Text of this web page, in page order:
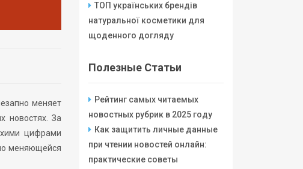
меняет
новостях. За
цифрами
меняющейся
ТОП українських брендів
натуральної косметики для
щоденного догляду
Полезные Статьи
Рейтинг самых читаемых
новостных рубрик в 2025 году
Как защитить личные данные
при чтении новостей онлайн:
практические советы